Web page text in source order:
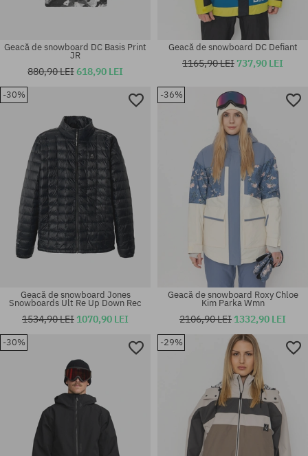
Mărimi existente:
Mărimi existente:
Geacă de snowboard DC Basis Print
JR
880,90 LEI618,90 LEI
Mărimi existente:
Geacă de snowboard DC Defiant
1165,90 LEI 737,90 LEI
-30%
Geacă de snowboard Jones
Snowboards Ult Re Up Down Rec
1534,90 LEI 1070,90 LEI
-36%
Geacă de snowboard Roxy Chloe
Kim Parka Wmn
2106,90 LEI 1332,90 LEI
-30% -29%